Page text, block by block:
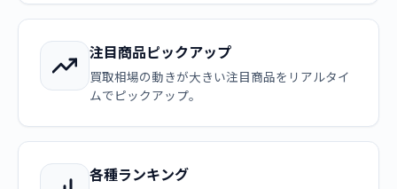
注目商品ピックアップ
買取相場の動きが大きい注目商品をリアルタイ
ムでピックアップ。
各種ランキング